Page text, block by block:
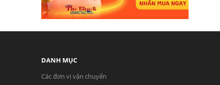
DANH MỤC
Các đơn vị vận chuyển